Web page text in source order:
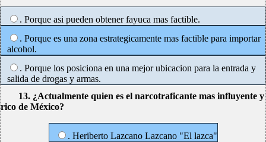
. Porque asi pueden obtener fayuca mas factible.
. Porque es una zona estrategicamente mas factible para importar
alcohol.
. Porque los posiciona en una mejor ubicacion para la entrada y
salida de drogas y armas.
13. ¿Actualmente quien es el narcotraficante mas influyente y
rico de México?
. Heriberto Lazcano Lazcano "El lazca"